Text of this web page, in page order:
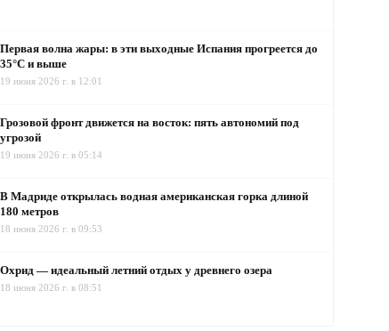
Первая волна жары: в эти выходные Испания прогреется до
35°C и выше
19 июня 2026 г. в 12:01
Грозовой фронт движется на восток: пять автономий под
угрозой
19 июня 2026 г. в 05:14
В Мадриде открылась водная американская горка длиной
180 метров
18 июня 2026 г. в 09:53
Охрид — идеальный летний отдых у древнего озера
18 июня 2026 г. в 08:51